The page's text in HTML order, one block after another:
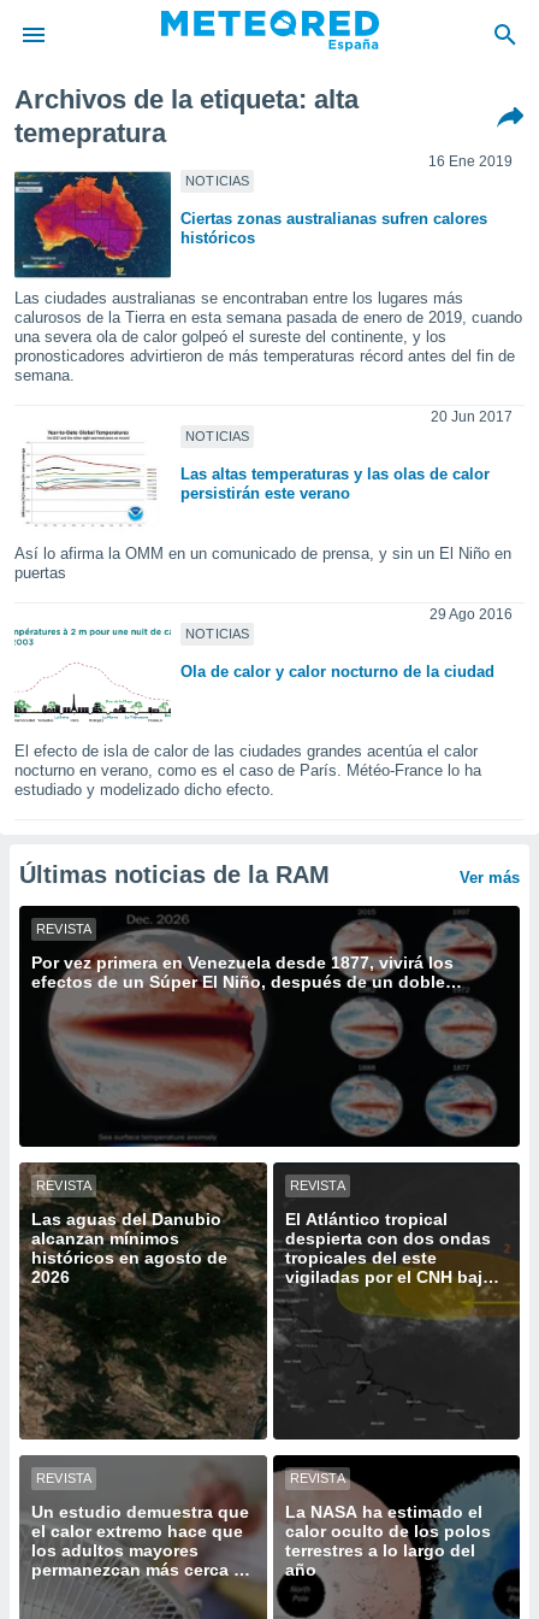
de
por
para
que se
calidad.
a este
las
digital
basada
seguir
contenido
coste.
botón
a la
sean
nuestros
nos
en
como
perfil
y
nuestra
y
de
disponible
cookies
aceptar
de
ACEPTAR
CONTINUAR
CONFIGURACIÓN
Archivos de la etiqueta: alta
temepratura
NOTICIAS
16 Ene 2019
Ciertas zonas australianas sufren calores
históricos
Las ciudades australianas se encontraban entre los lugares más
calurosos de la Tierra en esta semana pasada de enero de 2019, cuando
una severa ola de calor golpeó el sureste del continente, y los
pronosticadores advirtieron de más temperaturas récord antes del fin de
semana.
NOTICIAS
20 Jun 2017
Las altas temperaturas y las olas de calor
persistirán este verano
Así lo afirma la OMM en un comunicado de prensa, y sin un El Niño en
puertas
NOTICIAS
29 Ago 2016
Ola de calor y calor nocturno de la ciudad
El efecto de isla de calor de las ciudades grandes acentúa el calor
nocturno en verano, como es el caso de París. Météo-France lo ha
estudiado y modelizado dicho efecto.
Últimas noticias de la RAM Ver más
REVISTA
Por vez primera en Venezuela desde 1877, vivirá los
efectos de un Súper El Niño, después de un doble
terremoto mortífero
REVISTA
Las aguas del Danubio
alcanzan mínimos
históricos en agosto de
2026
REVISTA
El Atlántico tropical
despierta con dos ondas
tropicales del este
vigiladas por el CNH bajo
un intenso El Niño
REVISTA
Un estudio demuestra que
el calor extremo hace que
los adultos mayores
permanezcan más cerca de
REVISTA
La NASA ha estimado el
calor oculto de los polos
terrestres a lo largo del
año